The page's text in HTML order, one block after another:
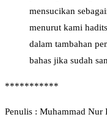
mensucikan
menurut kami
dalam tambahan
bahas jika sudah
***********
Penulis : Muhammad Nur